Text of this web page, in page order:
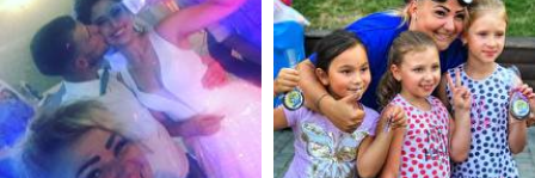
мероприятий :) Ну вот и всё, осталось лишь ПОЗВОНИТЬ
и вуаля, добро пожаловать в Матрицу...!